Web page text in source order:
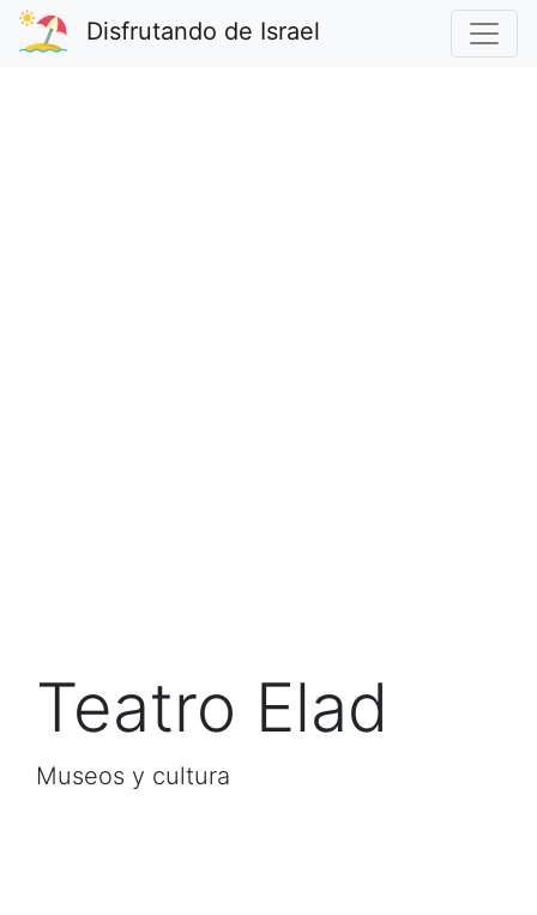
Disfrutando de Israel
Teatro Elad
Museos y cultura